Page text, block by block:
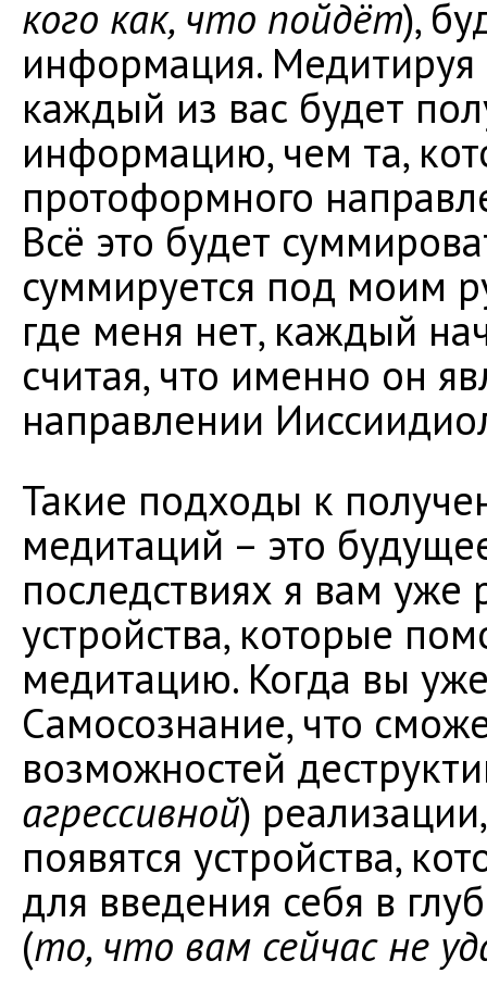
кого как, что пойдёт),
информация.
каждый из вас будет
информацию, чем та,
протоформного
Всё это будет
суммируется под моим
где меня нет, каждый
считая, что именно он
направлении
Такие подходы к
медитаций – это
последствиях я вам уже
устройства, которые
медитацию. Когда вы
Самосознание, что
возможностей
агрессивной)
появятся устройства,
для введения себя в
(то, что вам сейчас не